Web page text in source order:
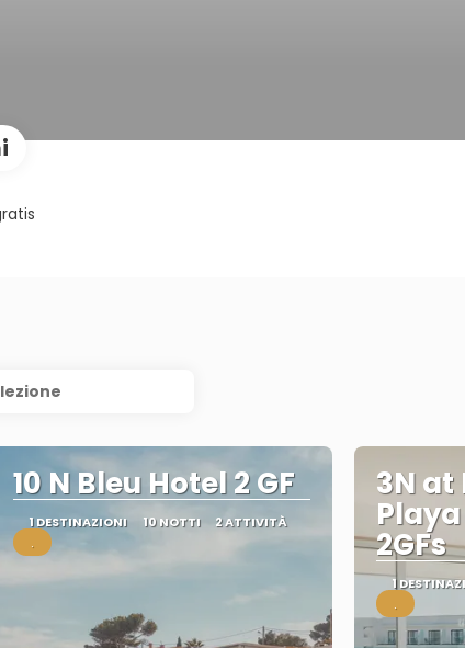
10 N Bleu Hotel 2 GF
1 DESTINAZIONI 10 NOTTI 2 ATTIVITÀ
.
3N at
2GFs
1
.